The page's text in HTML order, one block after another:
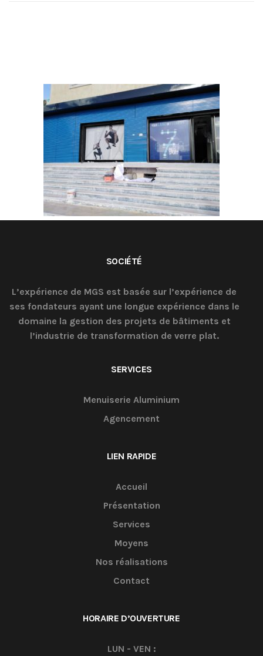
SOCIÉTÉ
L’expérience de MGS est basée sur l’expérience de
ses fondateurs ayant une longue expérience dans le
domaine la gestion des projets de bâtiments et
l’industrie de transformation de verre plat.
SERVICES
Menuiserie Aluminium
Agencement
LIEN RAPIDE
Accueil
Présentation
Services
Moyens
Nos réalisations
Contact
HORAIRE D’OUVERTURE
LUN - VEN :